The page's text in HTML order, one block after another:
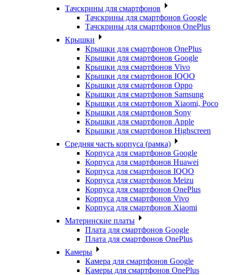
Тачскрины для смартфонов
Тачскрины для смартфонов Google
Тачскрины для смартфонов OnePlus
Крышки
Крышки для смартфонов OnePlus
Крышки для смартфонов Google
Крышки для смартфонов Vivo
Крышки для смартфонов IQOO
Крышки для смартфонов Oppo
Крышки для смартфонов Samsung
Крышки для смартфонов Xiaomi, Poco
Крышки для смартфонов Sony
Крышки для смартфонов Apple
Крышки для смартфонов Highscreen
Средняя часть корпуса (рамка)
Корпуса для смартфонов Google
Корпуса для смартфонов Huawei
Корпуса для смартфонов IQOO
Корпуса для смартфонов Meizu
Корпуса для смартфонов OnePlus
Корпуса для смартфонов Vivo
Корпуса для смартфонов Xiaomi
Материнские платы
Плата для смартфонов Google
Плата для смартфонов OnePlus
Камеры
Камера для смартфонов Google
Камеры для смартфонов OnePlus